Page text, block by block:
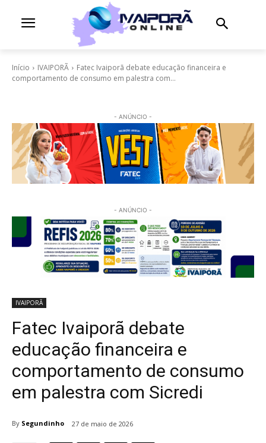
Início IVAIPORÃ
Fatec Ivaiporã debate educação financeira e
comportamento de consumo em palestra com...
- ANÚNCIO -
- ANÚNCIO -
IVAIPORÃ
Fatec Ivaiporã debate
educação financeira e
comportamento de consumo
em palestra com Sicredi
By Segundinho 27 de maio de 2026